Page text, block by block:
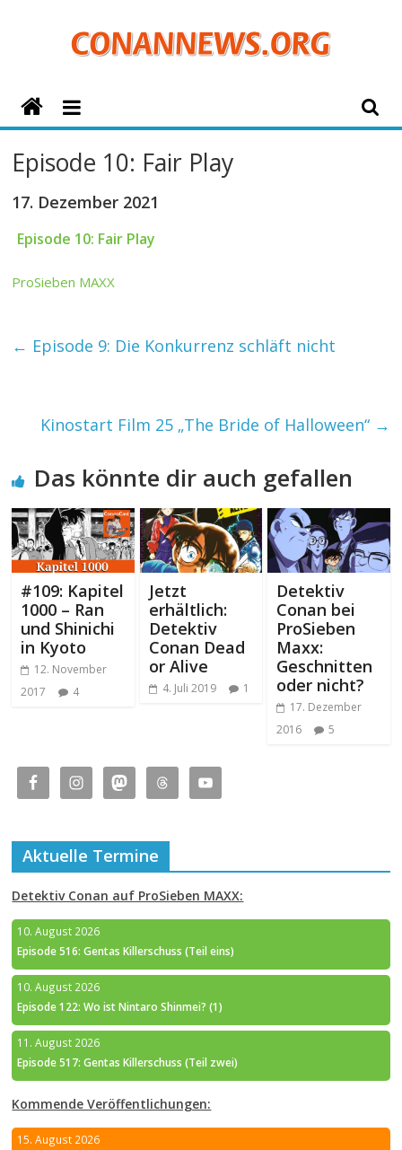
ConanNews.org
Conan
Episode 10: Fair Play
17. Dezember 2021
Episode 10: Fair Play
ProSieben MAXX
← Episode 9: Die Konkurrenz schläft nicht
Kinostart Film 25 „The Bride of Halloween“ →
Das könnte dir auch gefallen
#109: Kapitel
1000 – Ran
und Shinichi
in Kyoto
12. November
2017
4
Jetzt
erhältlich:
Detektiv
Conan Dead
or Alive
4. Juli 2019 1
Detektiv
Conan bei
ProSieben
Maxx:
Geschnitten
oder nicht?
17. Dezember
2016
5
Aktuelle Termine
Detektiv Conan auf ProSieben MAXX:
10. August 2026
Episode 516: Gentas Killerschuss (Teil eins)
10. August 2026
Episode 122: Wo ist Nintaro Shinmei? (1)
11. August 2026
Episode 517: Gentas Killerschuss (Teil zwei)
Kommende Veröffentlichungen:
15. August 2026